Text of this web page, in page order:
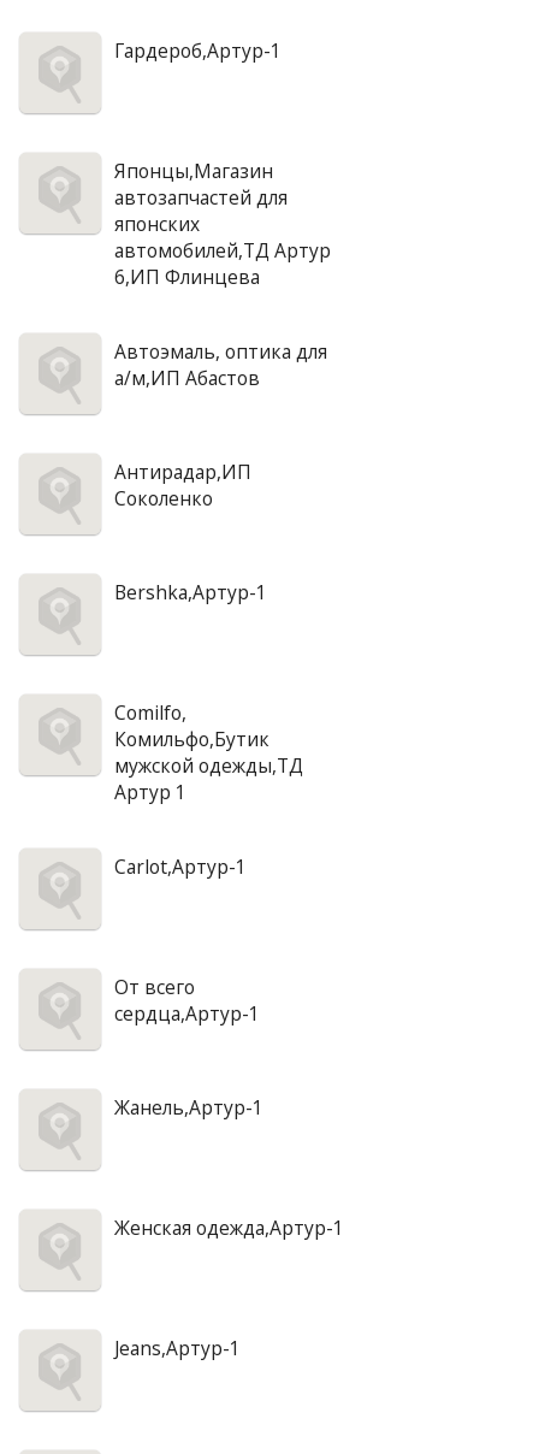
Гардероб,Артур-1
Японцы,Магазин
автозапчастей для
японских
автомобилей,ТД Артур
6,ИП Флинцева
Автоэмаль, оптика для
а/м,ИП Абастов
Антирадар,ИП
Соколенко
Bershka,Артур-1
Comilfo,
Комильфо,Бутик
мужской одежды,ТД
Артур 1
Carlot,Артур-1
От всего
сердца,Артур-1
Жанель,Артур-1
Женская одежда,Артур-1
Jeans,Артур-1